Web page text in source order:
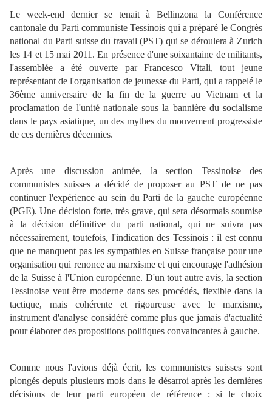
Le week-end dernier se tenait à Bellinzona la Conférence
cantonale du Parti communiste Tessinois qui a préparé le Congrès
national du Parti suisse du travail (PST) qui se déroulera à Zurich
les 14 et 15 mai 2011. En présence d'une soixantaine de militants,
l'assemblée a été ouverte par Francesco Vitali, tout jeune
représentant de l'organisation de jeunesse du Parti, qui a rappelé le
36ème anniversaire de la fin de la guerre au Vietnam et la
proclamation de l'unité nationale sous la bannière du socialisme
dans le pays asiatique, un des mythes du mouvement progressiste
de ces dernières décennies.
Après une discussion animée, la section Tessinoise des
communistes suisses a décidé de proposer au PST de ne pas
continuer l'expérience au sein du Parti de la gauche européenne
(PGE). Une décision forte, très grave, qui sera désormais soumise
à la décision définitive du parti national, qui ne suivra pas
nécessairement, toutefois, l'indication des Tessinois : il est connu
que ne manquent pas les sympathies en Suisse française pour une
organisation qui renonce au marxisme et qui encourage l'adhésion
de la Suisse à l'Union européenne. D'un tout autre avis, la section
Tessinoise veut être moderne dans ses procédés, flexible dans la
tactique, mais cohérente et rigoureuse avec le marxisme,
instrument d'analyse considéré comme plus que jamais d'actualité
pour élaborer des propositions politiques convaincantes à gauche.
Comme nous l'avions déjà écrit, les communistes suisses sont
plongés depuis plusieurs mois dans le désarroi après les dernières
décisions de leur parti européen de référence : si le choix